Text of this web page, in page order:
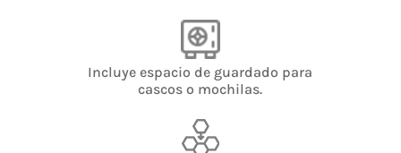
Incluye espacio de guardado para
cascos o mochilas.